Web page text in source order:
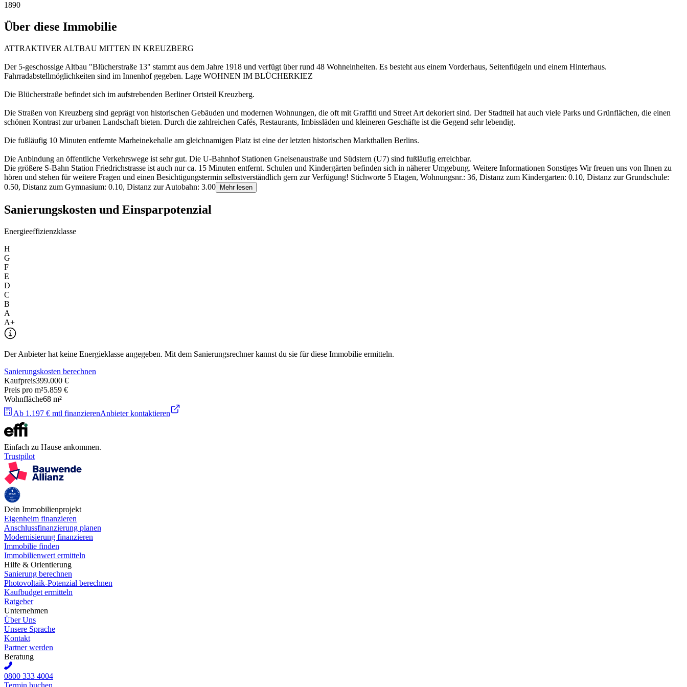
1890
Über diese Immobilie
ATTRAKTIVER ALTBAU MITTEN IN KREUZBERG
Der 5-geschossige Altbau "Blücherstraße 13" stammt aus dem Jahre 1918 und verfügt über rund 48 Wohneinheiten. Es besteht aus einem Vorderhaus, Seitenflügeln und einem Hinterhaus.
Fahrradabstellmöglichkeiten sind im Innenhof gegeben. Lage WOHNEN IM BLÜCHERKIEZ
Die Blücherstraße befindet sich im aufstrebenden Berliner Ortsteil Kreuzberg.
Die Straßen von Kreuzberg sind geprägt von historischen Gebäuden und modernen Wohnungen, die oft mit Graffiti und Street Art dekoriert sind. Der Stadtteil hat auch viele Parks und Grünflächen, die einen
schönen Kontrast zur urbanen Landschaft bieten. Durch die zahlreichen Cafés, Restaurants, Imbissläden und kleineren Geschäfte ist die Gegend sehr lebendig.
Die fußläufig 10 Minuten entfernte Marheinekehalle am gleichnamigen Platz ist eine der letzten historischen Markthallen Berlins.
Die Anbindung an öffentliche Verkehrswege ist sehr gut. Die U-Bahnhof Stationen Gneisenaustraße und Südstern (U7) sind fußläufig erreichbar.
Die größere S-Bahn Station Friedrichstrasse ist auch nur ca. 15 Minuten entfernt. Schulen und Kindergärten befinden sich in näherer Umgebung. Weitere Informationen Sonstiges Wir freuen uns von Ihnen zu
hören und stehen für weitere Fragen und einen Besichtigungstermin selbstverständlich gern zur Verfügung! Stichworte 5 Etagen, Wohnungsnr.: 36, Distanz zum Kindergarten: 0.10, Distanz zur Grundschule:
0.50, Distanz zum Gymnasium: 0.10, Distanz zur Autobahn: 3.00 Mehr lesen
Sanierungskosten und Einsparpotenzial
Energieeffizienzklasse
H
G
F
E
D
C
B
A
A+
Der Anbieter hat keine Energieklasse angegeben. Mit dem Sanierungsrechner kannst du sie für diese Immobilie ermitteln.
Sanierungskosten berechnen
Kaufpreis399.000 €
Preis pro m²5.859 €
Wohnfläche68 m²
Ab 1.197 € mtl finanzierenAnbieter kontaktieren
Einfach zu Hause ankommen.
Trustpilot
Dein Immobilienprojekt
Eigenheim finanzieren
Anschlussfinanzierung planen
Modernisierung finanzieren
Immobilie finden
Immobilienwert ermitteln
Hilfe & Orientierung
Sanierung berechnen
Photovoltaik-Potenzial berechnen
Kaufbudget ermitteln
Ratgeber
Unternehmen
Über Uns
Unsere Sprache
Kontakt
Partner werden
Beratung
0800 333 4004
Termin buchen